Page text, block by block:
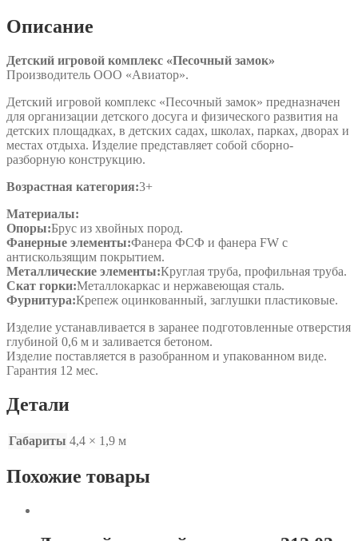
Aviator
311.57
Описание
Детский игровой комплекс «Песочный замок»
Производитель ООО «Авиатор».
Детский игровой комплекс «Песочный замок» предназначен
для организации детского досуга и физического развития на
детских площадках, в детских садах, школах, парках, дворах и
местах отдыха. Изделие представляет собой сборно-
разборную конструкцию.
Возрастная категория:3+
Материалы:
Опоры:Брус из хвойных пород.
Фанерные элементы:Фанера ФСФ и фанера FW с
антискользящим покрытием.
Металлические элементы:Круглая труба, профильная труба.
Скат горки:Металлокаркас и нержавеющая сталь.
Фурнитура:Крепеж оцинкованный, заглушки пластиковые.
Изделие устанавливается в заранее подготовленные отверстия
глубиной 0,6 м и заливается бетоном.
Изделие поставляется в разобранном и упакованном виде.
Гарантия 12 мес.
Детали
Габариты 4,4 × 1,9 м
Похожие товары